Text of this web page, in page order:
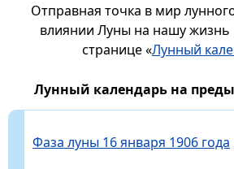
Отправная точка в мир
влиянии Луны на нашу жизнь
странице «Лунный
Лунный календарь на
Фаза луны 16 января 1906 года